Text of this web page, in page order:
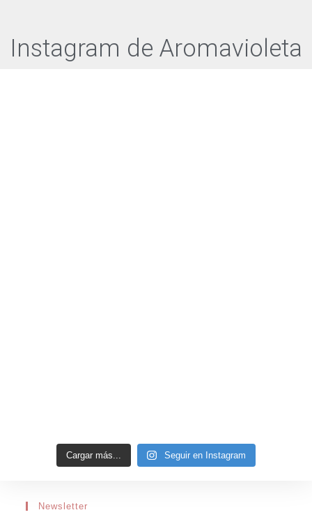
Instagram de Aromavioleta
Cargar más... Seguir en Instagram
Newsletter